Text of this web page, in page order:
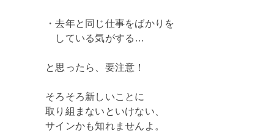
・去年と同じ仕事をばかりを
している気がする…
と思ったら、要注意！
そろそろ新しいことに
取り組まないといけない、
サインかも知れませんよ。